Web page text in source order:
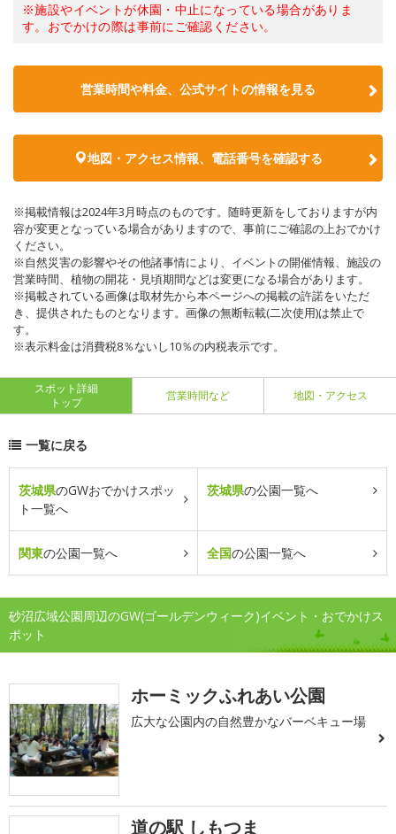
※施設やイベントが休園・中止になっている場合がありま
す。おでかけの際は事前にご確認ください。
営業時間や料金、公式サイトの情報を見る
地図・アクセス情報、電話番号を確認する
※掲載情報は2024年3月時点のものです。随時更新をしておりますが内
容が変更となっている場合がありますので、事前にご確認の上おでかけ
ください。
※自然災害の影響やその他諸事情により、イベントの開催情報、施設の
営業時間、植物の開花・見頃期間などは変更になる場合があります。
※掲載されている画像は取材先から本ページへの掲載の許諾をいただ
き、提供されたものとなります。画像の無断転載(二次使用)は禁止で
す。
※表示料金は消費税8％ないし10％の内税表示です。
スポット詳細
トップ
営業時間など 地図・アクセス
一覧に戻る
茨城県のGWおでかけスポッ
ト一覧へ
茨城県の公園一覧へ
関東の公園一覧へ 全国の公園一覧へ
砂沼広域公園周辺のGW(ゴールデンウィーク)イベント・おでかけス
ポット
ホーミックふれあい公園
広大な公園内の自然豊かなバーベキュー場
道の駅 しもつま